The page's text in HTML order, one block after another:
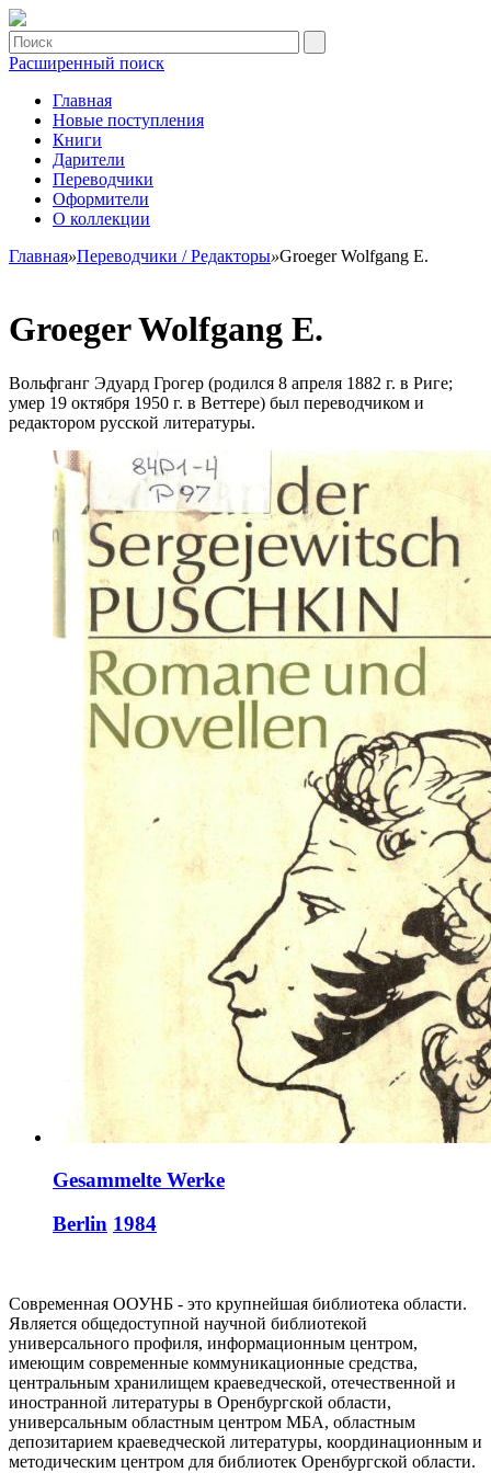
Расширенный поиск
Главная
Новые поступления
Книги
Дарители
Переводчики
Оформители
О коллекции
Главная»Переводчики / Редакторы»Groeger Wolfgang E.
Groeger Wolfgang E.
Вольфганг Эдуард Грогер (родился 8 апреля 1882 г. в Риге;
умер 19 октября 1950 г. в Веттере) был переводчиком и
редактором русской литературы.
Gesammelte Werke
Berlin 1984
Современная ООУНБ - это крупнейшая библиотека области.
Является общедоступной научной библиотекой
универсального профиля, информационным центром,
имеющим современные коммуникационные средства,
центральным хранилищем краеведческой, отечественной и
иностранной литературы в Оренбургской области,
универсальным областным центром МБА, областным
депозитарием краеведческой литературы, координационным и
методическим центром для библиотек Оренбургской области.